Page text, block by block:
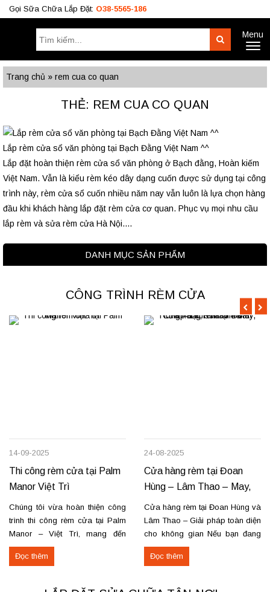
Gọi Sữa Chữa Lắp Đặt: O38-5565-186
Tìm
kiếm:
SearchMenu
Công Trình
O38.5565.186
Trang chủ » rem cua co quan
THẺ: REM CUA CO QUAN
Lắp rèm cửa sổ văn phòng tại Bạch Đằng Việt Nam ^^
Lắp đặt hoàn thiện rèm cửa sổ văn phòng ở Bạch đằng, Hoàn kiếm
Việt Nam. Vẫn là kiểu rèm kéo dây dạng cuốn được sử dụng tại công
trình này, rèm cửa sổ cuốn nhiều năm nay vẫn luôn là lựa chọn hàng
đầu khi khách hàng lắp đặt rèm cửa cơ quan. Phục vụ mọi nhu cầu
lắp rèm và sửa rèm cửa Hà Nội....
DANH MỤC SẢN PHẨM
CÔNG TRÌNH RÈM CỬA
14-09-2025
Thi công rèm cửa tại Palm
Manor Việt Trì
Chúng tôi vừa hoàn thiện công
trình thi công rèm cửa tại Palm
Manor – Việt Trì, mang đến
không gian sang trọng và tiện
nghi cho các căn hộ cao cấp.
Rèm vải thô cao cấp may định
Đọc thêm
24-08-2025
Cửa hàng rèm tại Đoan
Hùng – Lâm Thao – May,
lắp đặt, sửa chữa
Cửa hàng rèm tại Đoan Hùng và
Lâm Thao – Giải pháp toàn diện
cho không gian Nếu bạn đang
tìm nơi may, lắp đặt rèm cửa
hoặc cần sửa chữa rèm hỏng tại
chúng tôi sẵn sàng đáp ứng với
Đọc thêm